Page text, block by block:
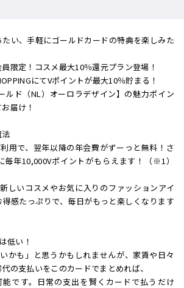
い、手軽にゴールドカードの特典を楽しみた
限定！コスメ最大10％還元プラン登場！
にてVポイントが最大10％貯まる！
ルド（NL）オーロラデザイン】の魅力ポイン
届け！
用で、翌年以降の年会費がずーっと無料！さ
毎年10,000Vポイントがもらえます！（※1）
しいコスメやお気に入りのファッションアイ
感たっぷりで、毎日がもっと楽しくなります
低い！
かも」と思うかもしれませんが、家賃や日々
の支払いをこのカードでまとめれば、
です。日常の支出を賢くカードで払うだけ